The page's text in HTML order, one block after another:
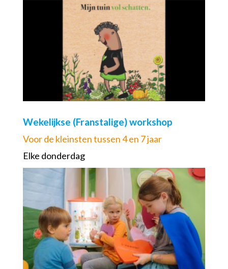
Wekelijkse (Franstalige) workshop
Voor de kleinsten tussen 4 en 7 jaar
Elke donderdag